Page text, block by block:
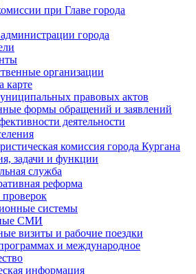
при Главе города
города
организации
карте
правовых актов
формы обращений и заявлений
деятельности
комиссия города Кургана
задачи и функции
служба
реформа
проверок
системы
СМИ
визиты и рабочие поездки
и международное
информация